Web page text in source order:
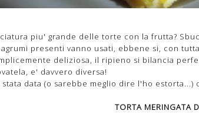
piu' grande delle torte con la frutta?
presenti vanno usati, ebbene si, con
deliziosa, il ripieno si bilancia
e' davvero diversa!
data (o sarebbe meglio dire l'ho estorta...)
TORTA MERINGATA